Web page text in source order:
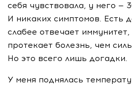
себя чувствовала, у него —
И никаких симптомов. Есть
слабее отвечает иммунитет,
протекает болезнь, чем
Но это всего лишь догадки.
У меня поднялась